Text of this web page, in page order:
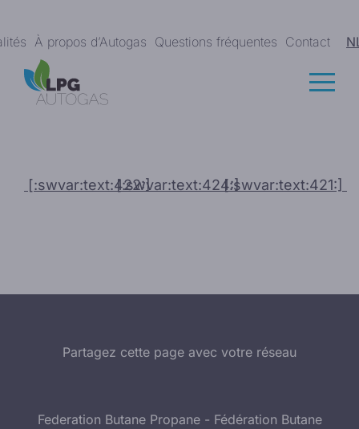
À propos d’Autogas Questions fréquentes Contact
[:swvar:text:422:] [:swvar:text:421:]
[:swvar:text:424:]
Partagez cette page avec votre réseau
Federation Butane Propane - Fédération Butane